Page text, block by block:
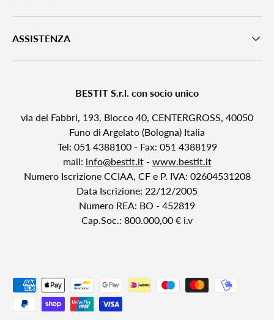
ASSISTENZA
BESTIT S.r.l. con socio unico
via dei Fabbri, 193, Blocco 40, CENTERGROSS, 40050
Funo di Argelato (Bologna) Italia
Tel: 051 4388100 - Fax: 051 4388199
mail: info@bestit.it- www.bestit.it
Numero Iscrizione CCIAA, CF e P. IVA: 02604531208
Data Iscrizione: 22/12/2005
Numero REA: BO - 452819
Cap.Soc.: 800.000,00 € i.v
Metodi di pagamento accettati